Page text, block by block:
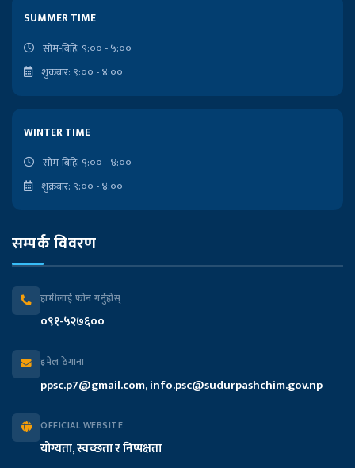
भौतिक पूर्वाधार विकास मन्त्रालय
SUMMER TIME
सोम-बिहि: ९:०० - ५:००
शुक्रबार: ९:०० - ४:००
WINTER TIME
सोम-बिहि: ९:०० - ४:००
शुक्रबार: ९:०० - ४:००
सम्पर्क विवरण
हामीलाई फोन गर्नुहोस्
०९१-५२७६००
इमेल ठेगाना
ppsc.p7@gmail.com, info.psc@sudurpashchim.gov.np
OFFICIAL WEBSITE
योग्यता, स्वच्छता र निष्पक्षता